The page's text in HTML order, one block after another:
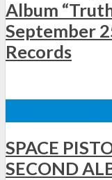
Album
September
Records
SPACE
SECOND